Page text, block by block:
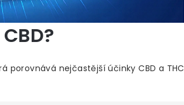
porovnává nejčastější účinky CBD a THC